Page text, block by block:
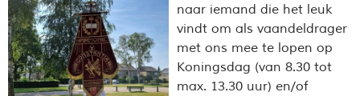
naar iemand die het leuk
vindt om als vaandeldrager
met ons mee te lopen op
Koningsdag (van 8.30 tot
max. 13.30 uur) en/of